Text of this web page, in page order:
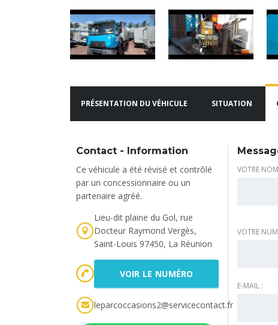
PRÉSENTATION DU VÉHICULE SITUATION
Contact - Information
Ce véhicule a été révisé et contrôlé
par un concessionnaire ou un
partenaire agréé.
Lieu-dit plaine du Gol, rue
Docteur Raymond Vergès,
Saint-Louis 97450, La Réunion
VOIR LE NUMÉRO
leparcoccasions2@servicecontact.fr
VOTRE
VOTRE
E-MAIL :